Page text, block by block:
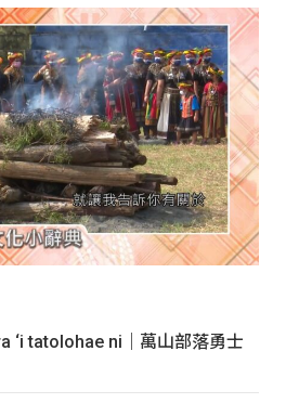
‘i tatolohae ni｜萬山部落勇士